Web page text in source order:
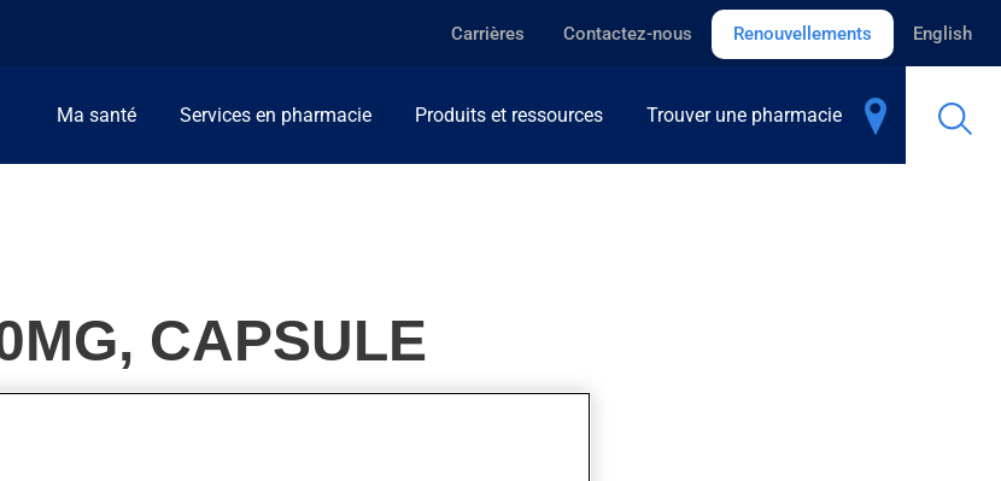
Carrières Contactez-nous Renouvellements English
Ma santé Services en pharmacie Produits et ressources Trouver une pharmacie
CAPSULE